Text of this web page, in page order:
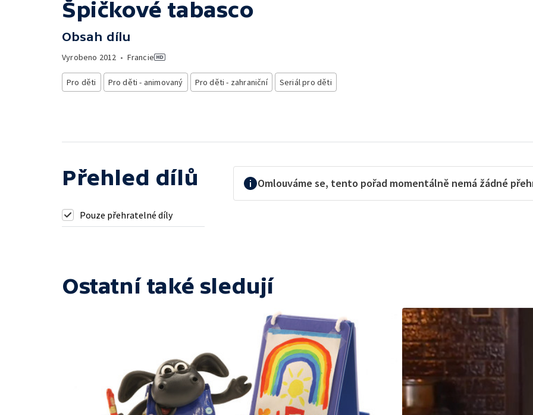
Špičkové tabasco
Obsah dílu
Vyrobeno 2012 • Francie
Pro děti Pro děti - animovaný Pro děti - zahraniční Seriál pro děti
Přehled dílů
Pouze přehratelné díly
Omlouváme se, tento pořad momentálně nemá žádné
Ostatní také sledují